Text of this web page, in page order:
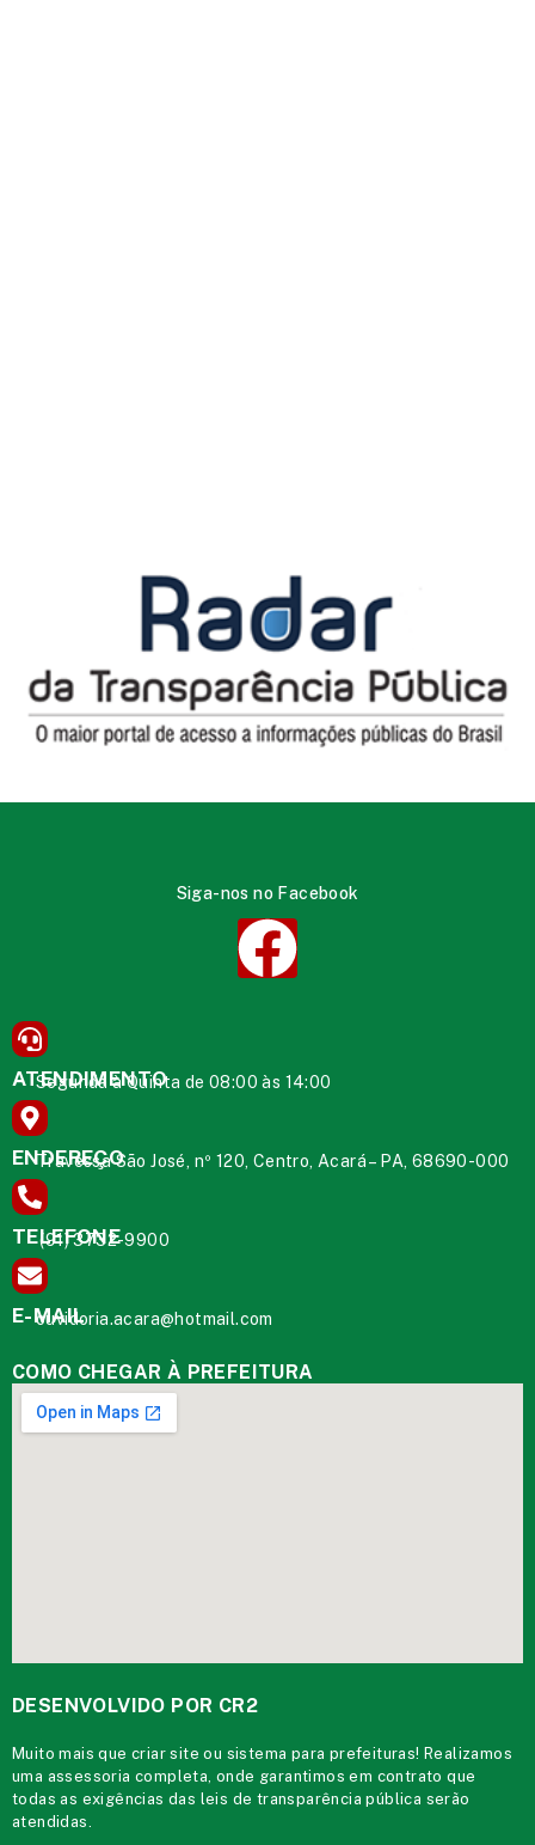
Siga-nos no Facebook
ATENDIMENTO
Segunda à Quinta de 08:00 às 14:00
ENDEREÇO
Travessa São José, nº 120, Centro, Acará – PA, 68690-000
TELEFONE
(91) 3732-9900
E-MAIL
ouvidoria.acara@hotmail.com
COMO CHEGAR À PREFEITURA
DESENVOLVIDO POR CR2
Muito mais quecriar site ou sistema para prefeituras! Realizamos
uma assessoria completa, onde garantimos em contrato que
todas as exigências das leis de transparência pública serão
atendidas.